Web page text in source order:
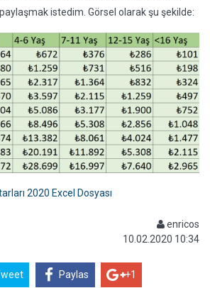
istedim. Görsel olarak şu şekilde:
2020 Excel Dosyası
enricos
10.02.2020 10:34
Paylas +1